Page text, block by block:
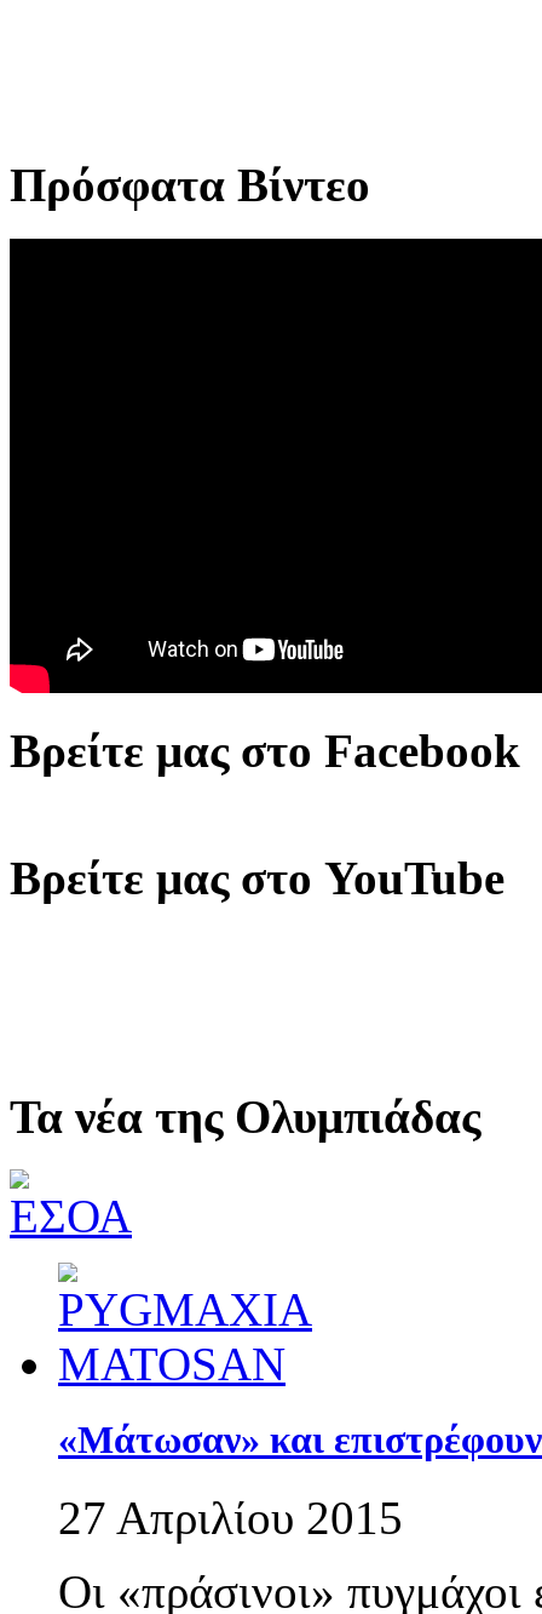
Πρόσφατα Βίντεο
Βρείτε μας στο Facebook
Βρείτε μας στο YouTube
Τα νέα της Ολυμπιάδας
«Μάτωσαν» και
27 Απριλίου 2015
Οι «πράσινοι»